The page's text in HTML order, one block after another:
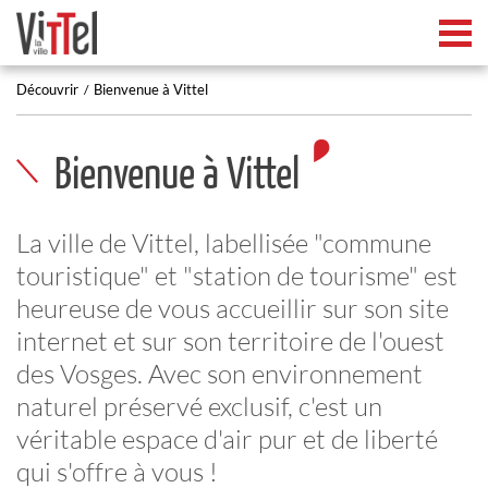
Découvrir Bienvenue à Vittel
Bienvenue à Vittel
La ville de Vittel, labellisée "commune
touristique" et "station de tourisme" est
heureuse de vous accueillir sur son site
internet et sur son territoire de l'ouest
des Vosges. Avec son environnement
naturel préservé exclusif, c'est un
véritable espace d'air pur et de liberté
qui s'offre à vous !